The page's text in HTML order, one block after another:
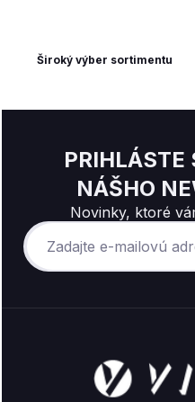
Široký výber sortimentu
PRIHLÁSTE
NÁŠHO
Novinky, ktoré